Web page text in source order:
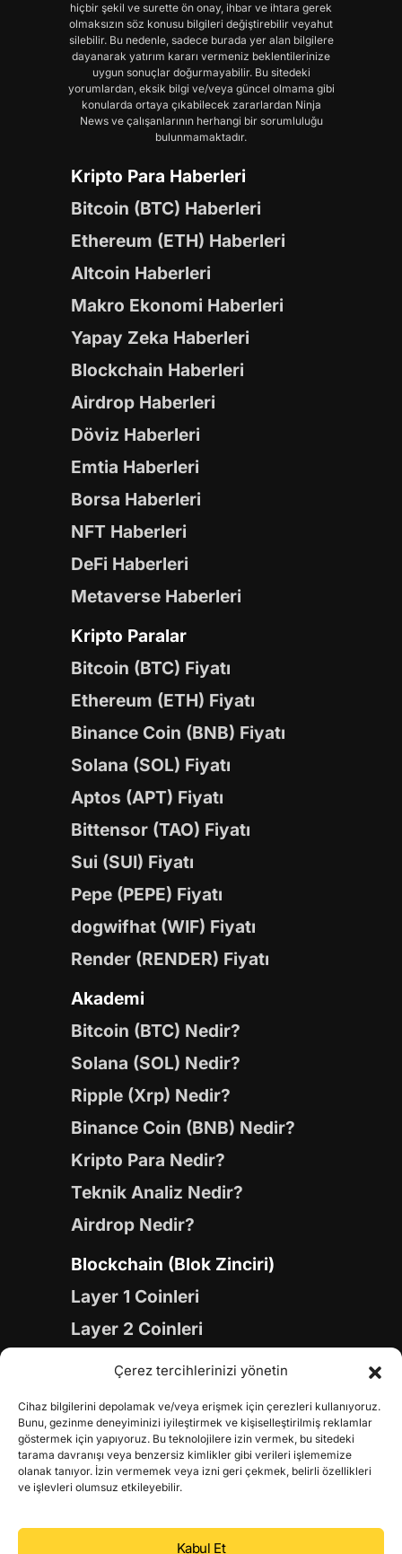
Çerez tercihlerinizi yönetin
Cihaz bilgilerini depolamak ve/veya erişmek için çerezleri kullanıyoruz.
Bunu, gezinme deneyiminizi iyileştirmek ve kişiselleştirilmiş reklamlar
göstermek için yapıyoruz. Bu teknolojilere izin vermek, bu sitedeki
tarama davranışı veya benzersiz kimlikler gibi verileri işlememize
olanak tanıyor. İzin vermemek veya izni geri çekmek, belirli özellikleri
ve işlevleri olumsuz etkileyebilir.
Kabul Et
hiçbir şekil ve surette ön onay, ihbar ve ihtara gerek
olmaksızın söz konusu bilgileri değiştirebilir veyahut
silebilir. Bu nedenle, sadece burada yer alan bilgilere
dayanarak yatırım kararı vermeniz beklentilerinize
uygun sonuçlar doğurmayabilir. Bu sitedeki
yorumlardan, eksik bilgi ve/veya güncel olmama gibi
konularda ortaya çıkabilecek zararlardan Ninja
News ve çalışanlarının herhangi bir sorumluluğu
bulunmamaktadır.
Kripto Para Haberleri
Bitcoin (BTC) Haberleri
Ethereum (ETH) Haberleri
Altcoin Haberleri
Makro Ekonomi Haberleri
Yapay Zeka Haberleri
Blockchain Haberleri
Airdrop Haberleri
Döviz Haberleri
Emtia Haberleri
Borsa Haberleri
NFT Haberleri
DeFi Haberleri
Metaverse Haberleri
Kripto Paralar
Bitcoin (BTC) Fiyatı
Ethereum (ETH) Fiyatı
Binance Coin (BNB) Fiyatı
Solana (SOL) Fiyatı
Aptos (APT) Fiyatı
Bittensor (TAO) Fiyatı
Sui (SUI) Fiyatı
Pepe (PEPE) Fiyatı
dogwifhat (WIF) Fiyatı
Render (RENDER) Fiyatı
Akademi
Bitcoin (BTC) Nedir?
Solana (SOL) Nedir?
Ripple (Xrp) Nedir?
Binance Coin (BNB) Nedir?
Kripto Para Nedir?
Teknik Analiz Nedir?
Airdrop Nedir?
Blockchain (Blok Zinciri)
Layer 1 Coinleri
Layer 2 Coinleri
Yapay Zeka (AI) Coinleri
Gaming Coinleri
RWA Coinleri
DeFi Coinleri
DePIN Coinleri